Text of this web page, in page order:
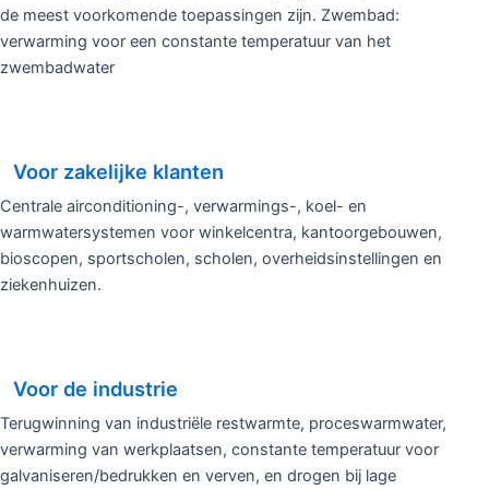
de meest voorkomende toepassingen zijn. Zwembad:
verwarming voor een constante temperatuur van het
zwembadwater
Voor zakelijke klanten
Centrale airconditioning-, verwarmings-, koel- en
warmwatersystemen voor winkelcentra, kantoorgebouwen,
bioscopen, sportscholen, scholen, overheidsinstellingen en
ziekenhuizen.
Voor de industrie
Terugwinning van industriële restwarmte, proceswarmwater,
verwarming van werkplaatsen, constante temperatuur voor
galvaniseren/bedrukken en verven, en drogen bij lage